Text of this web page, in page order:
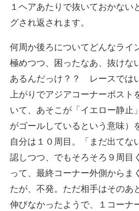
１ヘアあたりで抜いておかない
グされ返されます。
何周か後ろについてどんなライ
極めつつ、困ったなあ、抜けな
あるんだっけ？？ レースでは
上がりでアジアコーナーポスト
いて、あそこが「イエロー静止
がゴールしているという意味）
自分は１０周目。「まだ出てな
認しつつ、でもそろそろ９周目
って、最終コーナー外側からま
たが、不発。ただ相手はそのあ
伸びなかったようで、１コーナ